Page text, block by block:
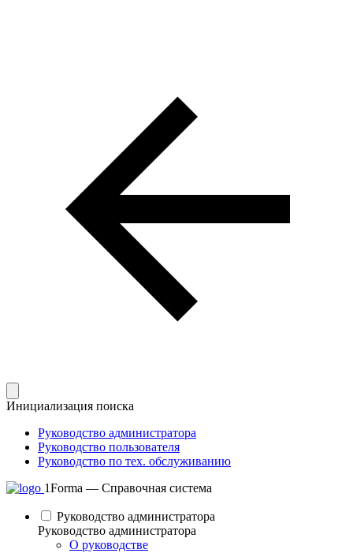
Инициализация поиска
Руководство администратора
Руководство пользователя
Руководство по тех. обслуживанию
1Forma — Справочная система
Руководство администратора
Руководство администратора
О руководстве